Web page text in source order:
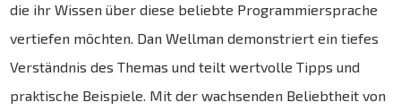
die ihr Wissen über diese beliebte Programmiersprache
vertiefen möchten. Dan Wellman demonstriert ein tiefes
Verständnis des Themas und teilt wertvolle Tipps und
praktische Beispiele. Mit der wachsenden Beliebtheit von